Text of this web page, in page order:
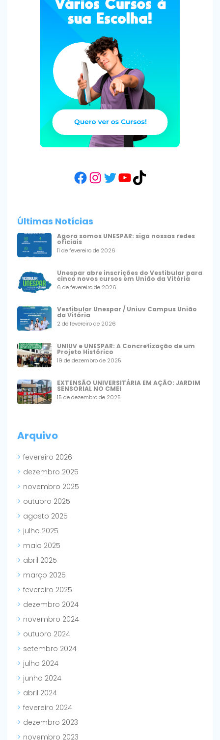
Facebook
Instagram
Twitter
YouTube
TikTok
Últimas Notícias
Agora somos UNESPAR: siga nossas redes
oficiais
11 de fevereiro de 2026
Unespar abre inscrições do Vestibular para
cinco novos cursos em União da Vitória
6 de fevereiro de 2026
Vestibular Unespar / Uniuv Campus União
da Vitória
2 de fevereiro de 2026
UNIUV e UNESPAR: A Concretização de um
Projeto Histórico
19 de dezembro de 2025
EXTENSÃO UNIVERSITÁRIA EM AÇÃO: JARDIM
SENSORIAL NO CMEI
15 de dezembro de 2025
Arquivo
fevereiro 2026
dezembro 2025
novembro 2025
outubro 2025
agosto 2025
julho 2025
maio 2025
abril 2025
março 2025
fevereiro 2025
dezembro 2024
novembro 2024
outubro 2024
setembro 2024
julho 2024
junho 2024
abril 2024
fevereiro 2024
dezembro 2023
novembro 2023